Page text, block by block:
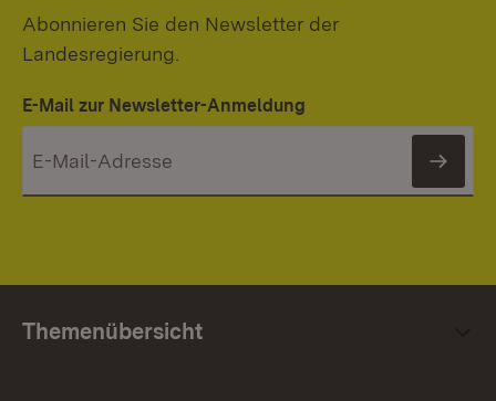
Abonnieren Sie den Newsletter der
Landesregierung.
E-Mail zur Newsletter-Anmeldung
Themenübersicht